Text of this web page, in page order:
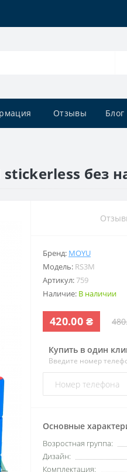
Отзывы Блог
без
Бренд: MOYU
Модель: RS3M
Артикул:759
Наличие: В наличии
420.00 ₴
Купить в один
Введите номер
Основные
Возростная группа:
Дизайн:
Комплектация: